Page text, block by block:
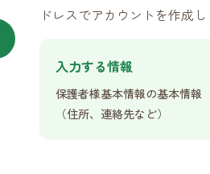
ドレスでアカウントを作成し
入力する情報
保護者様基本情報の基本情報
（住所、連絡先など）